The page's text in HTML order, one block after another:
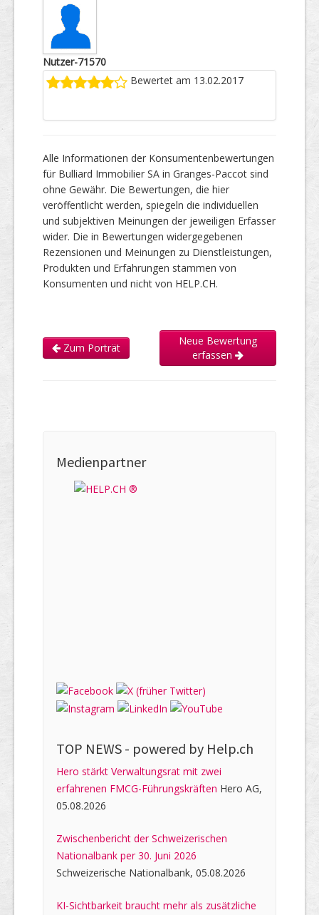
Nutzer-71570
Bewertet am 13.02.2017
Alle Informationen der Konsumentenbewertungen
für Bulliard Immobilier SA in Granges-Paccot sind
ohne Gewähr. Die Bewertungen, die hier
veröffentlicht werden, spiegeln die individuellen
und subjektiven Meinungen der jeweiligen Erfasser
wider. Die in Bewertungen widergegebenen
Rezensionen und Meinungen zu Dienstleistungen,
Produkten und Erfahrungen stammen von
Konsumenten und nicht von HELP.CH.
Zum Porträt
Neue Bewertung
erfassen
Medienpartner
TOP NEWS - powered by Help.ch
Hero stärkt Verwaltungsrat mit zwei
erfahrenen FMCG-Führungskräften Hero AG,
05.08.2026
Zwischenbericht der Schweizerischen
Nationalbank per 30. Juni 2026
Schweizerische Nationalbank, 05.08.2026
KI-Sichtbarkeit braucht mehr als zusätzliche